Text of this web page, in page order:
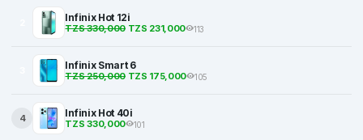
Infinix Hot 12i
TZS 330,000TZS 231,000 113
Infinix Smart 6
TZS 250,000TZS 175,000 105
4 Infinix Hot 40i
TZS 330,000 101